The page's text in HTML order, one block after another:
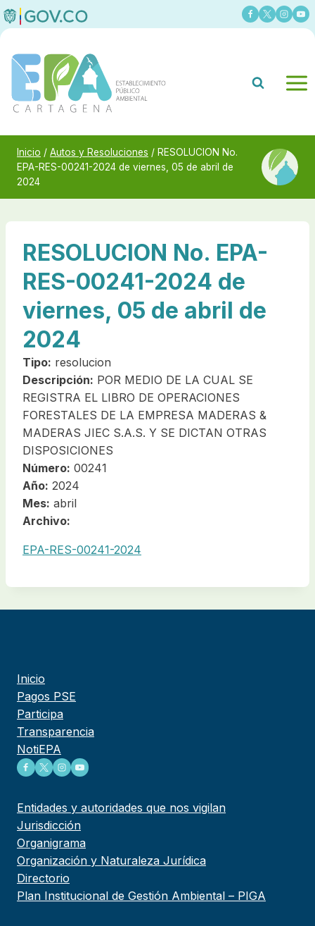
Saltar
al
Inicio / Autos y Resoluciones / RESOLUCION No.
EPA-RES-00241-2024 de viernes, 05 de abril de
2024
RESOLUCION No. EPA-
RES-00241-2024 de
viernes, 05 de abril de
2024
Tipo: resolucion
Descripción: POR MEDIO DE LA CUAL SE
REGISTRA EL LIBRO DE OPERACIONES
FORESTALES DE LA EMPRESA MADERAS &
MADERAS JIEC S.A.S. Y SE DICTAN OTRAS
DISPOSICIONES
Número: 00241
Año: 2024
Mes: abril
Archivo:
EPA-RES-00241-2024
Inicio
Pagos PSE
Participa
Transparencia
NotiEPA
Entidades y autoridades que nos vigilan
Jurisdicción
Organigrama
Organización y Naturaleza Jurídica
Directorio
Plan Institucional de Gestión Ambiental – PIGA